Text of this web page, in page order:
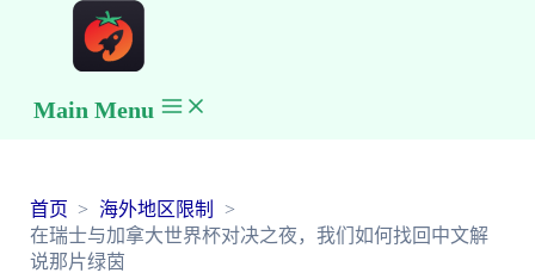
Main Menu
首页
海外地区限制
在瑞士与加拿大世界杯对决之夜，我们如何找回中文解
说那片绿茵